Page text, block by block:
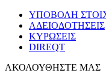
ΥΠΟΒΟΛΗ
ΑΔΕΙΟΔΟΤΗΣΕΙΣ
ΚΥΡΩΣΕΙΣ
DIREQT
ΑΚΟΛΟΥΘΗΣΤΕ ΜΑΣ